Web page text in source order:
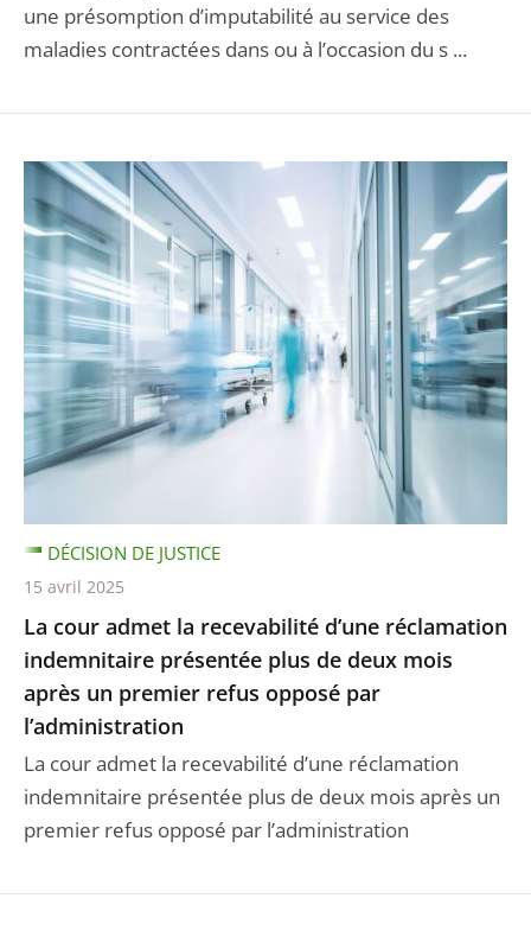
une présomption d’imputabilité au service des
maladies contractées dans ou à l’occasion du s ...
La cour admet la recevabilité d’une réclamation
indemnitaire présentée plus de deux mois
après un premier refus opposé par
l’administration
La cour admet la recevabilité d’une réclamation
indemnitaire présentée plus de deux mois après un
premier refus opposé par l’administration
DÉCISION DE JUSTICE
15 avril 2025